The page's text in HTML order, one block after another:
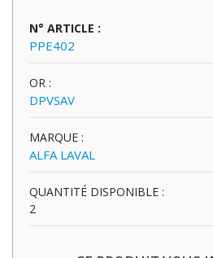
N° ARTICLE :
PPE402
OR :
DPVSAV
MARQUE :
ALFA LAVAL
QUANTITÉ DISPONIBLE :
2